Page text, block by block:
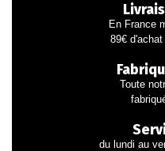
En France
89€ d'achat
Toute
du lundi au